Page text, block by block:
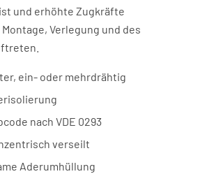
und erhöhte Zugkräfte
Verlegung und des
ein- oder mehrdrähtig
nach VDE 0293
verseilt
Aderumhüllung